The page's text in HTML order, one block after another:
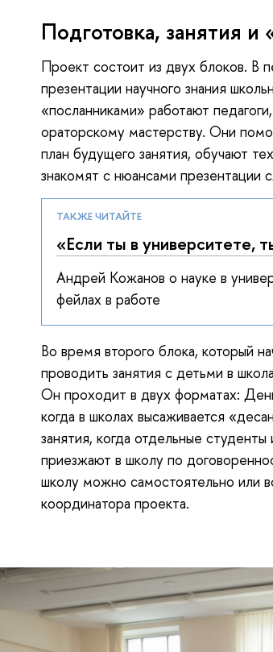
Подготовка, занятия и
Проект состоит из двух блоков. В
презентации научного знания
«посланниками» работают
ораторскому мастерству. Они
план будущего занятия, обучают
знакомят с нюансами презентации
ТАКЖЕ ЧИТАЙТЕ
«Если ты в университете,
Андрей Кожанов о науке в
фейлах в работе
Во время второго блока, который
проводить занятия с детьми в
Он проходит в двух форматах:
когда в школах высаживается
занятия, когда отдельные
приезжают в школу по
школу можно самостоятельно или
координатора проекта.